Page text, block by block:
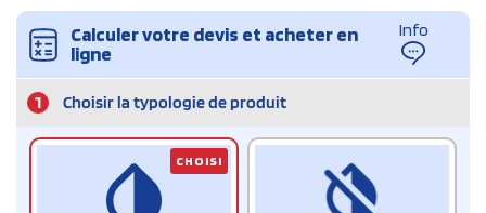
Calculer votre devis et acheter en
ligne
Info
1 Choisir la typologie de produit
CHOISI